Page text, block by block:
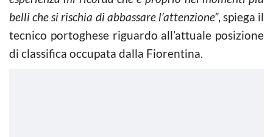
belli che si rischia di abbassare l’attenzione”, spiega il
tecnico portoghese riguardo all’attuale posizione
di classifica occupata dalla Fiorentina.